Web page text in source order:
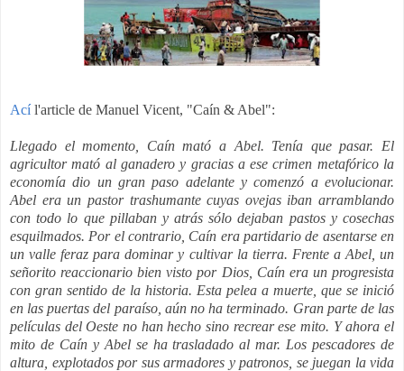
Acíl'article de Manuel Vicent, "Caín & Abel":
Llegado el momento, Caín mató a Abel. Tenía que pasar. El
agricultor mató al ganadero y gracias a ese crimen metafórico la
economía dio un gran paso adelante y comenzó a evolucionar.
Abel era un pastor trashumante cuyas ovejas iban arramblando
con todo lo que pillaban y atrás sólo dejaban pastos y cosechas
esquilmados. Por el contrario, Caín era partidario de asentarse en
un valle feraz para dominar y cultivar la tierra. Frente a Abel, un
señorito reaccionario bien visto por Dios, Caín era un progresista
con gran sentido de la historia. Esta pelea a muerte, que se inició
en las puertas del paraíso, aún no ha terminado. Gran parte de las
películas del Oeste no han hecho sino recrear ese mito. Y ahora el
mito de Caín y Abel se ha trasladado al mar. Los pescadores de
altura, explotados por sus armadores y patronos, se juegan la vida